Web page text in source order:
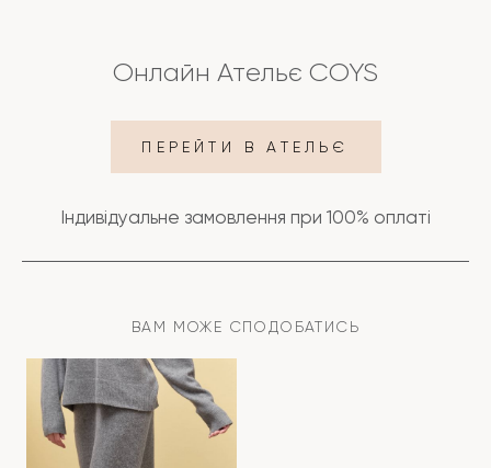
Онлайн Ательє COYS
ПЕРЕЙТИ В АТЕЛЬЄ
Індивідуальне замовлення при 100% оплаті
ВАМ МОЖЕ СПОДОБАТИСЬ